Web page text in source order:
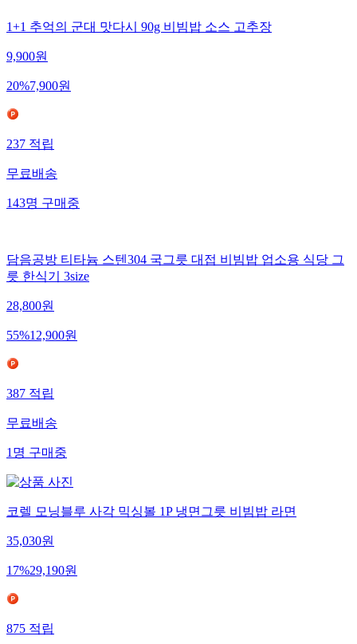
1+1 추억의 군대 맛다시 90g 비빔밥 소스 고추장
9,900원
20%7,900원
237적립
무료배송
143명구매중
담음공방 티타늄 스텐304 국그릇 대접 비빔밥 업소용 식당 그
릇 한식기 3size
28,800원
55%12,900원
387적립
무료배송
1명구매중
코렐 모닝블루 사각 믹싱볼 1P 냉면그릇 비빔밥 라면
35,030원
17%29,190원
875적립